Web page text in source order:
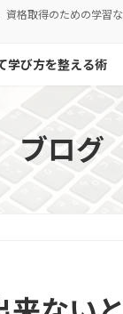
格取得のための学習
学び方を整える術
ブログ